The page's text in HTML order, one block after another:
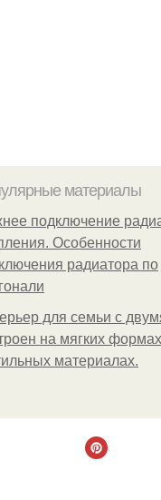
материалы
подключение
Особенности
радиатора по
для семьи с
на мягких
материалах.